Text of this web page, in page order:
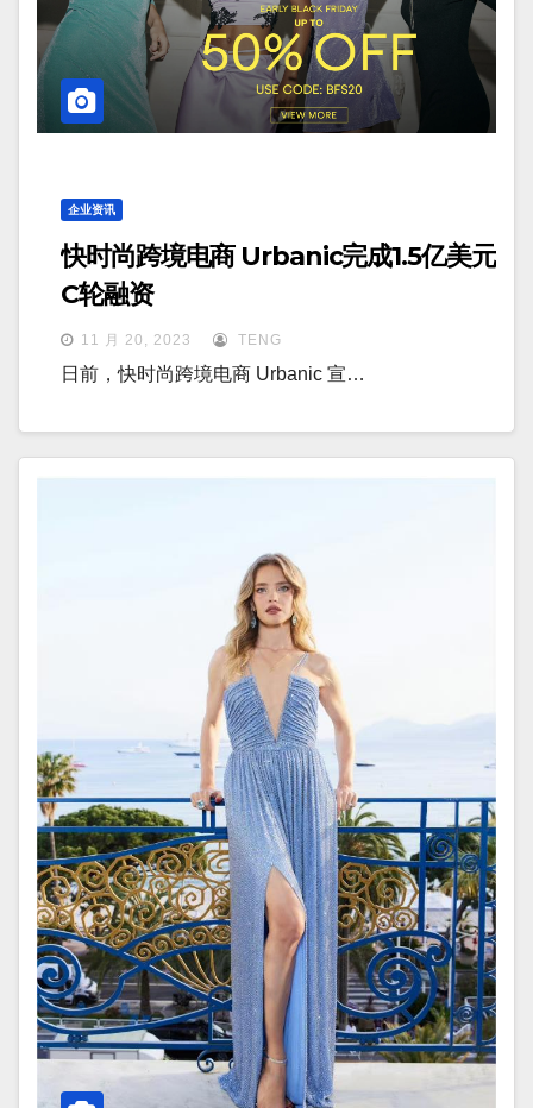
企业资讯
快时尚跨境电商 Urbanic完成1.5亿美元
C轮融资
11 月 20, 2023 TENG
日前，快时尚跨境电商 Urbanic 宣…